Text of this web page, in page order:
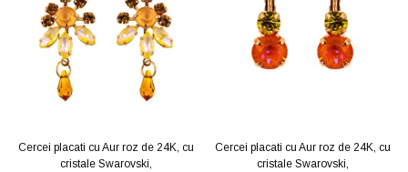
Cercei placati cu Aur roz de 24K, cu
cristale Swarovski,
Cercei placati cu Aur roz de 24K, cu
cristale Swarovski,